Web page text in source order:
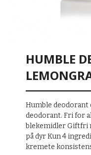
HUMBLE
Humble
deodorant. Fri for
blekemidler Giftfri
på dyr Kun 4
kremete